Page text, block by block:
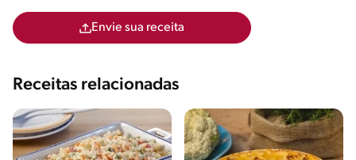
Envie sua receita
Receitas relacionadas